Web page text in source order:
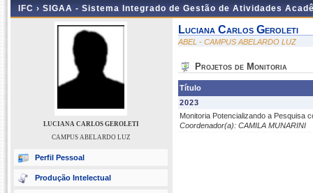
IFC › SIGAA - Sistema Integrado de Gestão de Atividades
LUCIANA CARLOS GEROLETI
CAMPUS ABELARDO LUZ
Perfil Pessoal
Produção Intelectual
Luciana Carlos Geroleti
ABEL - CAMPUS ABELARDO LUZ
Projetos de Monitoria
Título
2023
Monitoria Potencializando a Pesquisa
Coordenador(a): CAMILA MUNARINI